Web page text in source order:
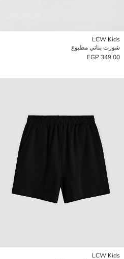
LCW Kids
شورت بناتي مطبوع
349.00 EGP
LCW Kids